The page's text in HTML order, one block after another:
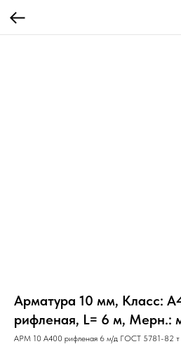
Арматура 10 мм, Класс:
рифленая, L= 6 м, Мерн.:
АРМ 10 А400 рифленая 6 м/д ГОСТ 5781-82 т